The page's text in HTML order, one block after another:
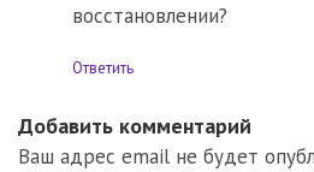
восстановлении?
Ответить
Добавить комментарий
Ваш адрес email не будет